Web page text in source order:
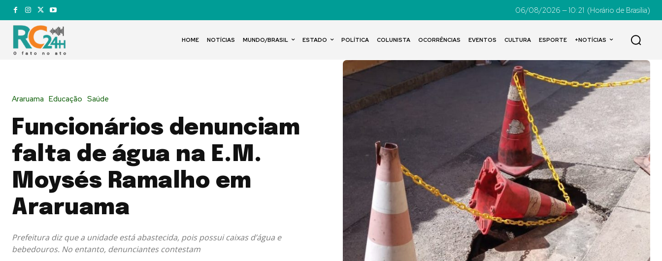
06/08/2026 — 10:21 (Horário de Brasília)
HOME NOTÍCIAS MUNDO/BRASIL ESTADO POLÍTICA COLUNISTA OCORRÊNCIAS EVENTOS CULTURA ESPORTE +NOTÍCIAS
Araruama Educação Saúde
Funcionários denunciam
falta de água na E.M.
Moysés Ramalho em
Araruama
Prefeitura diz que a unidade está abastecida, pois possui caixas d’água e
bebedouros. No entanto, denunciantes contestam